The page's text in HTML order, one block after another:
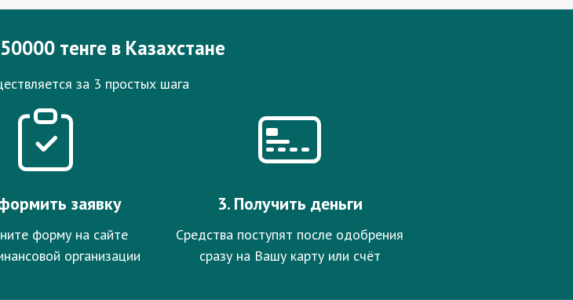
тенге в Казахстане
за 3 простых шага
заявку
форму на сайте
организации
3. Получить деньги
Средства поступят после одобрения
сразу на Вашу карту или счёт